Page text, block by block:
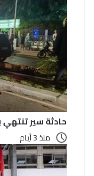
حادثة سير
منذ 3 أيام